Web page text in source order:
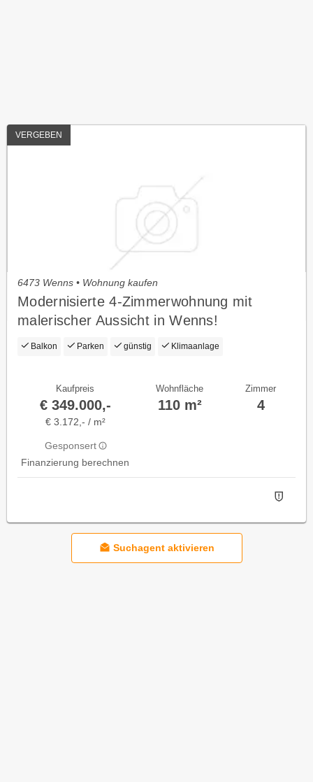
VERGEBEN
6473 Wenns • Wohnung kaufen
Modernisierte 4-Zimmerwohnung mit
malerischer Aussicht in Wenns!
Balkon Parken günstig Klimaanlage
Kaufpreis
€ 349.000,-
€ 3.172,- / m²
Gesponsert
Finanzierung berechnen
Wohnfläche
110 m²
Zimmer
4
Suchagent aktivieren